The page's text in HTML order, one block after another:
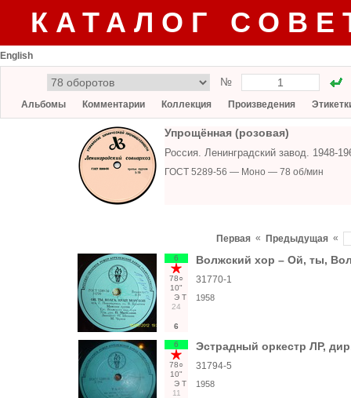
КАТАЛОГ
English
№
Альбомы Комментарии Коллекция Произведения
Упрощённая (розовая)
Россия. Ленинградский завод. 1948-
ГОСТ 5289-56 — Моно — 78 об/мин
Первая « Предыдущая «
6
78○
10"
Э Т
24
6
Волжский хор – Ой, ты,
31770-1
1958
6
78○
10"
Э Т
11
Эстрадный оркестр ЛР,
31794-5
1958